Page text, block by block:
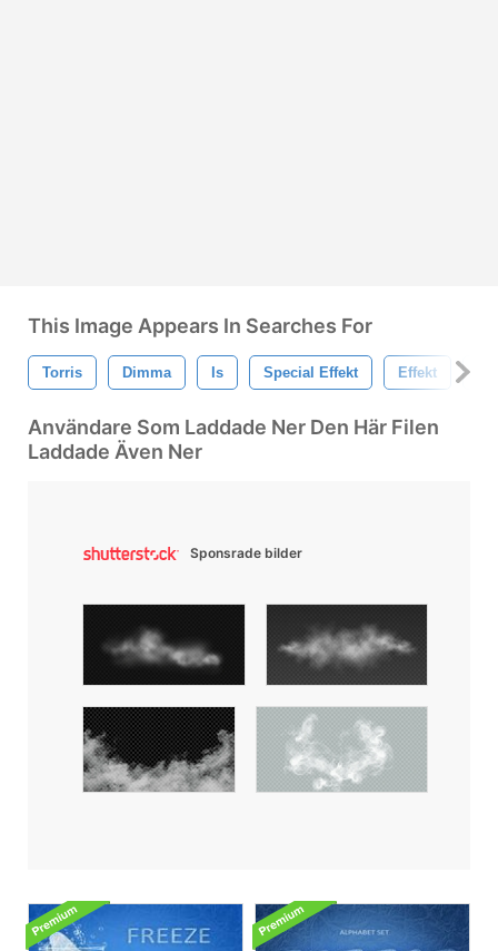
This Image Appears In Searches For
Torris Dimma Is Special Effekt Effekt
Användare Som Laddade Ner Den Här Filen
Laddade Även Ner
Sponsrade bilder